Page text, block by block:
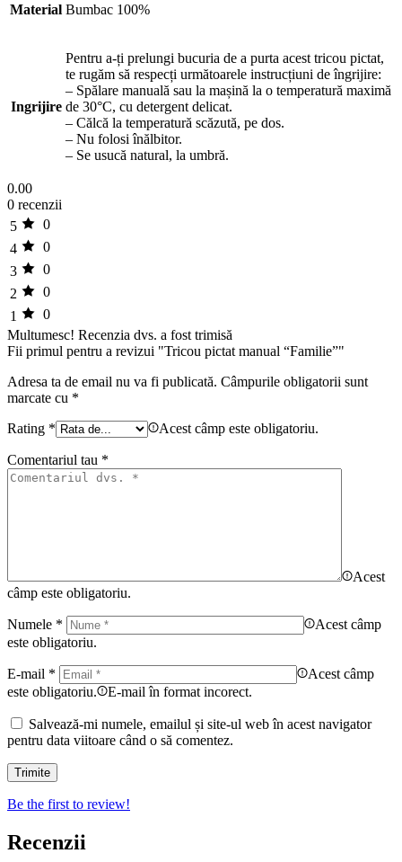
Material Bumbac 100%
Ingrijire
Pentru a-ți prelungi bucuria de a purta acest tricou pictat,
te rugăm să respecți următoarele instrucțiuni de îngrijire:
– Spălare manuală sau la mașină la o temperatură maximă
de 30°C, cu detergent delicat.
– Călcă la temperatură scăzută, pe dos.
– Nu folosi înălbitor.
– Se usucă natural, la umbră.
0.00
0 recenzii
5
0
4
0
3
0
2
0
1
0
Multumesc! Recenzia dvs. a fost trimisă
Fii primul pentru a revizui "Tricou pictat manual “Familie”"
Adresa ta de email nu va fi publicată. Câmpurile obligatorii sunt
marcate cu *
Rating * Acest câmp este obligatoriu.
Comentariul tau *
Acest
câmp este obligatoriu.
Numele *
Acest câmp
este obligatoriu.
E-mail *
Acest câmp
este obligatoriu.
E-mail în format incorect.
Salvează-mi numele, emailul și site-ul web în acest navigator
pentru data viitoare când o să comentez.
Be the first to review!
Recenzii